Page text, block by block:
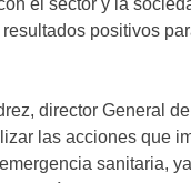
positivos
director General
las acciones que
sanitaria,